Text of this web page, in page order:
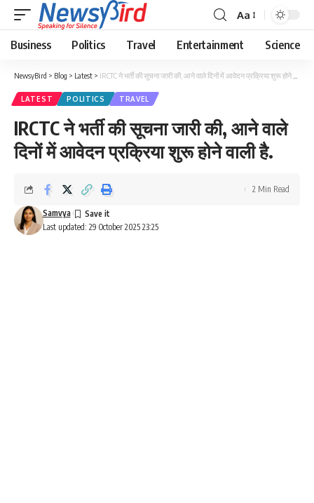
Aa
Business Politics Travel Entertainment Science
NewsyBird > Blog > Latest > IRCTC ने भर्ती की सूचना जारी की, आने वाले दिनों में आवेदन प्रक्रिया शुरू होने वाली है.
LATEST POLITICS TRAVEL
IRCTC ने भर्ती की सूचना जारी की, आने वाले
दिनों में आवेदन प्रक्रिया शुरू होने वाली है.
Last updated: 29 October 2025 23:25
Samvya
2 Min Read